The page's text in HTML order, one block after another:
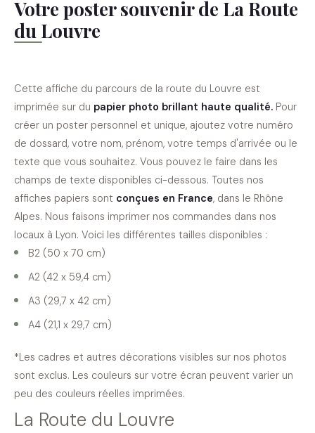
Votre poster souvenir de La Route
du Louvre
Cette affiche du parcours de la route du Louvre est
imprimée sur du papier photo brillant haute qualité. Pour
créer un poster personnel et unique, ajoutez votre numéro
de dossard, votre nom, prénom, votre temps d'arrivée ou le
texte que vous souhaitez. Vous pouvez le faire dans les
champs de texte disponibles ci-dessous. Toutes nos
affiches papiers sont conçues en France, dans le Rhône
Alpes. Nous faisons imprimer nos commandes dans nos
locaux à Lyon. Voici les différentes tailles disponibles :
B2 (50 x 70 cm)
A2 (42 x 59,4 cm)
A3 (29,7 x 42 cm)
A4 (21,1 x 29,7 cm)
*Les cadres et autres décorations visibles sur nos photos
sont exclus. Les couleurs sur votre écran peuvent varier un
peu des couleurs réelles imprimées.
La Route du Louvre